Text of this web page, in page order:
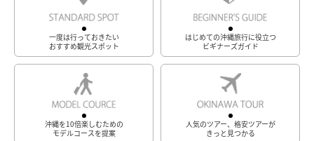
一度は行っておきたい
おすすめ観光スポット
はじめての沖縄旅行に役立つ
ビギナーズガイド
沖縄を10倍楽しむための
モデルコースを提案
人気のツアー、格安ツアーが
きっと見つかる